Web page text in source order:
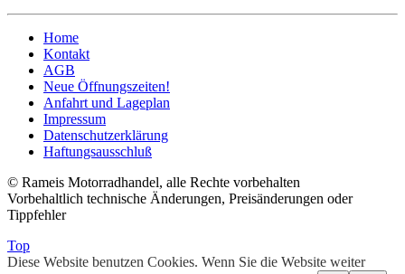
Home
Kontakt
AGB
Neue Öffnungszeiten!
Anfahrt und Lageplan
Impressum
Datenschutzerklärung
Haftungsausschluß
© Rameis Motorradhandel, alle Rechte vorbehalten
Vorbehaltlich technische Änderungen, Preisänderungen oder
Tippfehler
Top
Diese Website benutzen Cookies. Wenn Sie die Website weiter